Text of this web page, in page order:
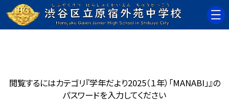
閲覧するにはカテゴリ『学年だより2025（１年）「MANABI」』の
パスワードを入力してください